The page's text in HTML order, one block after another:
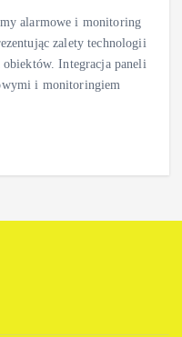
alarmowe i monitoring
zalety technologii
obiektów. Integracja paneli
i monitoringiem